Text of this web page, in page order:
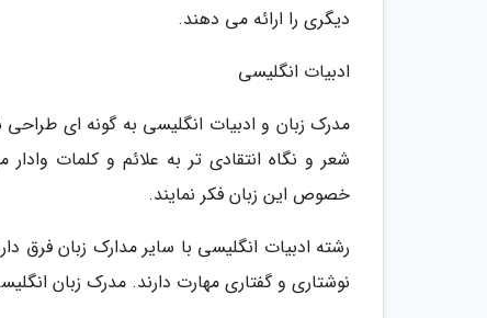
دیگری را ارائه می دهند.
ادبیات انگلیسی
مدرک زبان و ادبیات انگلیسی به گونه ای
شعر و نگاه انتقادی تر به علائم و کلمات
خصوص این زبان فکر نمایند.
رشته ادبیات انگلیسی با سایر مدارک زبان فرق
نوشتاری و گفتاری مهارت دارند. مدرک زبان